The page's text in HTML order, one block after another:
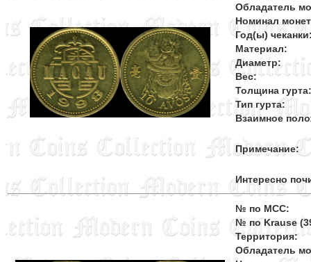
Обладатель
Номинал
Год(ы)
Материал:
Диаметр:
Вес:
Толщина гурта:
Тип гурта:
Взаимное
Примечание:
Интересно
№ по MCC:
№ по Krause
Территория:
Обладатель